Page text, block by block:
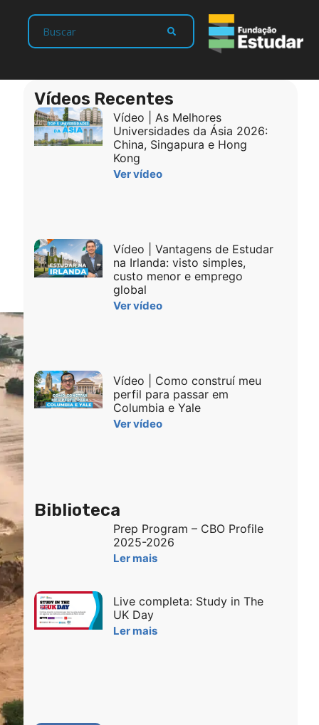
Vídeos Recentes
Vídeo | As Melhores
Universidades da Ásia 2026:
China, Singapura e Hong
Kong
Ver vídeo
Vídeo | Vantagens de Estudar
na Irlanda: visto simples,
custo menor e emprego
global
Ver vídeo
Vídeo | Como construí meu
perfil para passar em
Columbia e Yale
Ver vídeo
Biblioteca
Prep Program – CBO Profile
2025-2026
Ler mais
Live completa: Study in The
UK Day
Ler mais